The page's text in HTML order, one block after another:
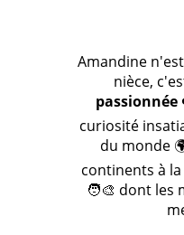
Amandine
nièce,
passionnée
curiosité
du monde
continents à
🧑‍🎨 dont les